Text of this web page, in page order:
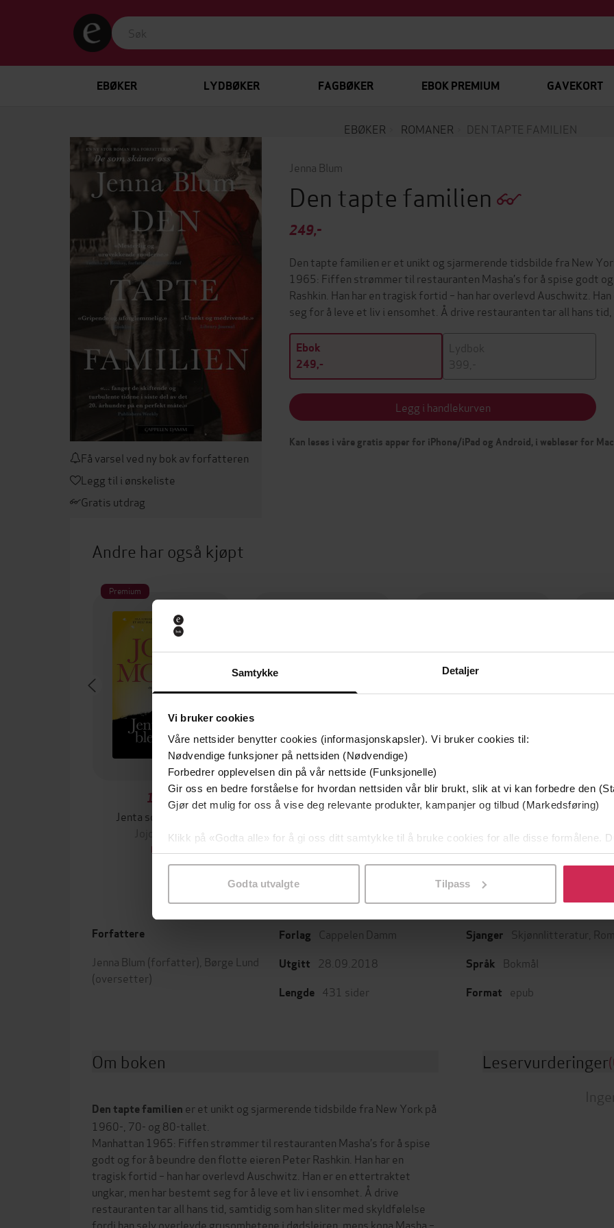
Samtykke Detaljer
Vi bruker cookies
Våre nettsider benytter cookies (informasjonskapsler). Vi bruker cookies til:
Nødvendige funksjoner på nettsiden (Nødvendige)
Forbedrer opplevelsen din på vår nettside (Funksjonelle)
Gir oss en bedre forståelse for hvordan nettsiden vår blir brukt, slik at vi kan forbedre den
Gjør det mulig for oss å vise deg relevante produkter, kampanjer og tilbud (Markedsføring)
Klikk på «Godta alle» for å gi oss ditt samtykke til å bruke cookies for alle disse formålene.
samtykke til spesifikke formål ved å klikke på «Tilpass». Du kan når som helst trekke
Godta utvalgte Tilpass
EBØKER LYDBØKER FAGBØKER EBOK PREMIUM GAVEKORT
EBØKER ROMANER DEN TAPTE FAMILIEN
Få varsel ved ny bok av forfatteren
Legg til i ønskeliste
Gratis utdrag
Jenna Blum
Den tapte familien
249,-
Den tapte familien er et unikt og sjarmerende tidsbilde fra New
1965: Fiffen strømmer til restauranten Masha’s for å spise godt
Rashkin. Han har en tragisk fortid – han har overlevd Auschwitz.
seg for å leve et liv i ensomhet. Å drive restauranten tar all hans tid,
Ebok
249,-
Lydbok
399,-
Legg i handlekurven
Kan leses i våre gratis apper for iPhone/iPad og Android, i webleser for
Andre har også kjøpt
Premium
149,-
Jenta som ble igjen
Jojo Moyes
EBOK
199,-
Tante Ulrikkes vei
Zeshan Shakar
229,-
Søsterklokkene
Lars Mytting
Forfattere
Jenna Blum (forfatter), Børge Lund
(oversetter)
Forlag Cappelen Damm
Utgitt 28.09.2018
Lengde 431 sider
Sjanger Skjønnlitteratur
Språk Bokmål
Format epub
Om boken
Den tapte familien er et unikt og sjarmerende tidsbilde fra New York på
1960-, 70- og 80-tallet.
Manhattan 1965: Fiffen strømmer til restauranten Masha’s for å spise
godt og for å beundre den flotte eieren Peter Rashkin. Han har en
tragisk fortid – han har overlevd Auschwitz. Han er en ettertraktet
ungkar, men har bestemt seg for å leve et liv i ensomhet. Å drive
restauranten tar all hans tid, samtidig som han sliter med skyldfølelse
fordi han selv overlevde grusomhetene i dødsleiren, mens kona Masha –
Leservurderinger